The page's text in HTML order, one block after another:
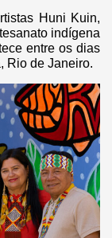
Huni Kuin,
indígena
entre os dias
Rio de Janeiro.